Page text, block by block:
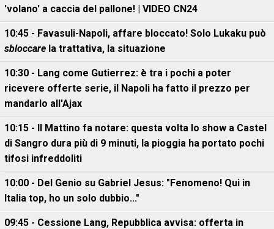
'volano' a caccia del pallone! | VIDEO CN24
10:45 - Favasuli-Napoli, affare bloccato! Solo Lukaku può
sbloccare la trattativa, la situazione
10:30 - Lang come Gutierrez: è tra i pochi a poter
ricevere offerte serie, il Napoli ha fatto il prezzo per
mandarlo all'Ajax
10:15 - Il Mattino fa notare: questa volta lo show a Castel
di Sangro dura più di 9 minuti, la pioggia ha portato pochi
tifosi infreddoliti
10:00 - Del Genio su Gabriel Jesus: "Fenomeno! Qui in
Italia top, ho un solo dubbio..."
09:45 - Cessione Lang, Repubblica avvisa: offerta in